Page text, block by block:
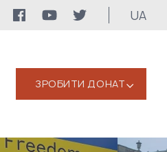
UA
ЗРОБИТИ ДОНАТ‹